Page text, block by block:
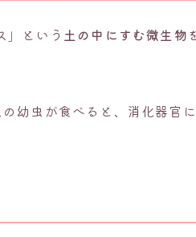
」という 土の中にすむ微生物
幼虫が食べると、消化器官